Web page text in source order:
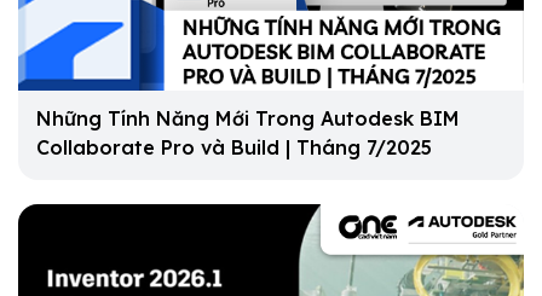
Những Tính Năng Mới Trong Autodesk BIM
Collaborate Pro và Build | Tháng 7/2025